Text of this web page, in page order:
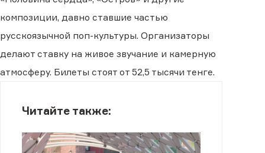
композиции, давно ставшие частью
русскоязычной поп-культуры. Организаторы
делают ставку на живое звучание и камерную
атмосферу. Билеты стоят от 52,5 тысячи тенге.
Читайте также: